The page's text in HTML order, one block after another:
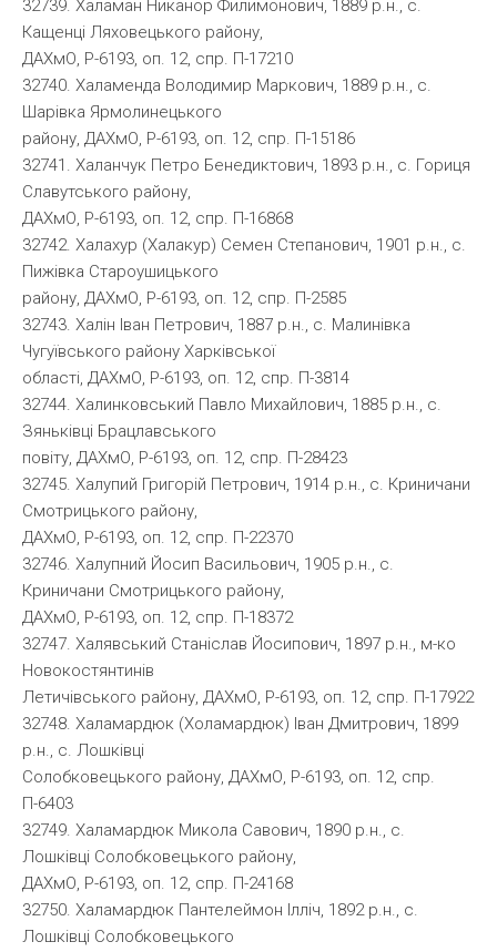
32739. Халаман Никанор Филимонович, 1889 р.н., с.
Кащенці Ляховецького району,
ДАХмО, Р-6193, оп. 12, спр. П-17210
32740. Халаменда Володимир Маркович, 1889 р.н., с.
Шарівка Ярмолинецького
району, ДАХмО, Р-6193, оп. 12, спр. П-15186
32741. Халанчук Петро Бенедиктович, 1893 р.н., с. Гориця
Славутського району,
ДАХмО, Р-6193, оп. 12, спр. П-16868
32742. Халахур (Халакур) Семен Степанович, 1901 р.н., с.
Пижівка Староушицького
району, ДАХмО, Р-6193, оп. 12, спр. П-2585
32743. Халін Іван Петрович, 1887 р.н., с. Малинівка
Чугуївського району Харківської
області, ДАХмО, Р-6193, оп. 12, спр. П-3814
32744. Халинковський Павло Михайлович, 1885 р.н., с.
Зяньківці Брацлавського
повіту, ДАХмО, Р-6193, оп. 12, спр. П-28423
32745. Халупий Григорій Петрович, 1914 р.н., с. Криничани
Смотрицького району,
ДАХмО, Р-6193, оп. 12, спр. П-22370
32746. Халупний Йосип Васильович, 1905 р.н., с.
Криничани Смотрицького району,
ДАХмО, Р-6193, оп. 12, спр. П-18372
32747. Халявський Станіслав Йосипович, 1897 р.н., м-ко
Новокостянтинів
Летичівського району, ДАХмО, Р-6193, оп. 12, спр. П-17922
32748. Халамардюк (Холамардюк) Іван Дмитрович, 1899
р.н., с. Лошківці
Солобковецького району, ДАХмО, Р-6193, оп. 12, спр.
П-6403
32749. Халамардюк Микола Савович, 1890 р.н., с.
Лошківці Солобковецького району,
ДАХмО, Р-6193, оп. 12, спр. П-24168
32750. Халамардюк Пантелеймон Ілліч, 1892 р.н., с.
Лошківці Солобковецького